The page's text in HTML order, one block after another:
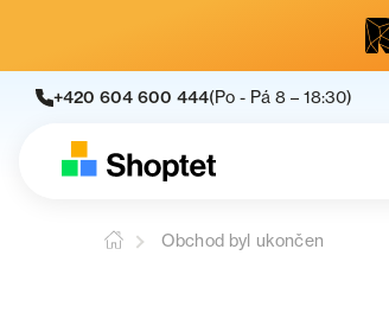
+420 604 600 444(Po - Pá 8 – 18:30)
Obchod byl ukončen